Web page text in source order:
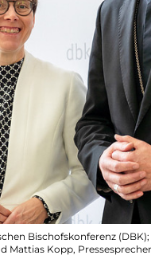
Bischofskonferenz
Mattias Kopp,